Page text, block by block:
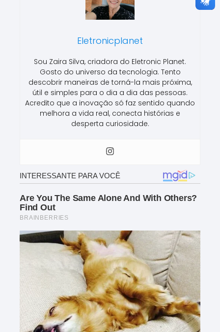
Eletronicplanet
Sou Zaira Silva, criadora do Eletronic Planet.
Gosto do universo da tecnologia. Tento
descobrir maneiras de torná-la mais próxima,
útil e simples para o dia a dia das pessoas.
Acredito que a inovação só faz sentido quando
melhora a vida real, conecta histórias e
desperta curiosidade.